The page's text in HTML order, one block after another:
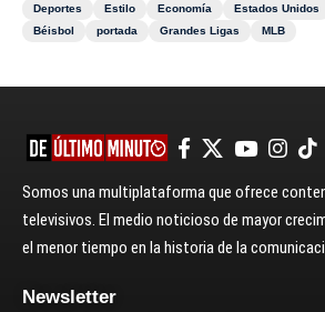
Deportes
Estilo Economía Estados Unidos
Béisbol
portada Grandes Ligas MLB
Somos una multiplataforma que ofrece
televisivos. El medio noticioso de mayor
el menor tiempo en la historia de la
Newsletter